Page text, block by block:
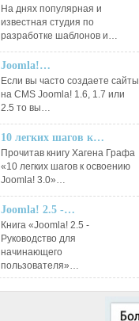
На днях популярная и
известная студия по
разработке шаблонов и…
Joomla!…
Если вы часто создаете сайты
на CMS Joomla! 1.6, 1.7 или
2.5 то вы…
10 легких шагов к…
Прочитав книгу Хагена Графа
«10 легких шагов к освоению
Joomla! 3.0»…
Joomla! 2.5 -…
Книга «Joomla! 2.5 -
Руководство для
начинающего
пользователя»…